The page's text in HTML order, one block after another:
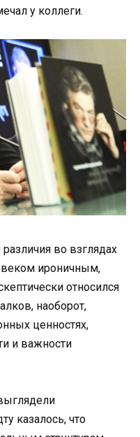
у коллеги.
во взглядах
ироничным,
относился
наоборот,
ценностях,
и важности
казалось, что